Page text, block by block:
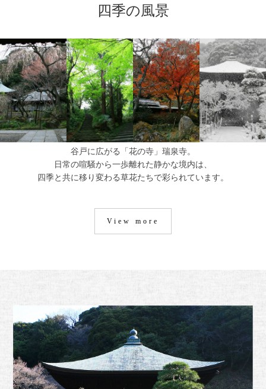
四季の風景
谷戸に広がる「花の寺」瑞泉寺。
日常の喧騒から一歩離れた静かな境内は、
四季と共に移り変わる草花たちで彩られています。
View more